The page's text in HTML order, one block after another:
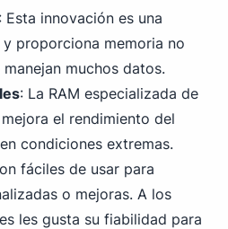
: Esta innovación es una
y proporciona memoria no
muchos datos.
: La RAM especializada de
el rendimiento del
condiciones extremas.
fáciles de usar para
o mejoras. A los
les gusta su fiabilidad para